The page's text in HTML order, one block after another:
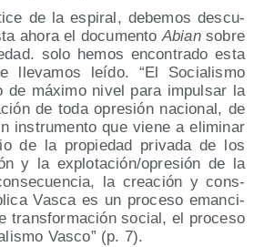
de la espi­ral, debe­mos des­cu­
aho­ra el docu­men­toAbiansobre
solo hemos encon­tra­do esta
lle­va­mos leí­do.
El Socia­lis­mo
de máxi­mo nivel para impul­sar la
de toda opre­sión nacio­nal, de
ins­tru­men­to que vie­ne a eli­mi­nar
de la pro­pie­dad pri­va­da de los
y la explotación/​opresión de la
la crea­ción y cons­
Vas­ca es un pro­ce­so eman­ci­
trans­for­ma­ción social, el pro­ce­so
Vas­co
(p. 7).